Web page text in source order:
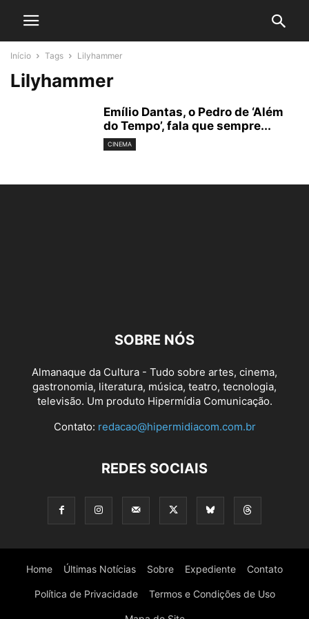
Início Tags Lilyhammer
Lilyhammer
Emílio Dantas, o Pedro de ‘Além
do Tempo’, fala que sempre...
CINEMA
SOBRE NÓS
Almanaque da Cultura - Tudo sobre artes, cinema,
gastronomia, literatura, música, teatro, tecnologia,
televisão. Um produto Hipermídia Comunicação.
Contato: redacao@hipermidiacom.com.br
REDES SOCIAIS
Home Últimas Notícias Sobre Expediente Contato
Política de Privacidade Termos e Condições de Uso